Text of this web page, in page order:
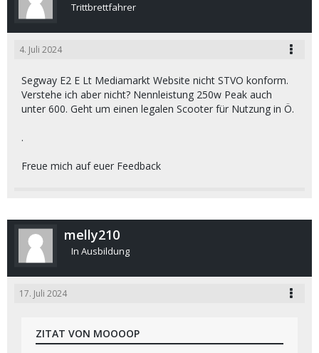
Trittbrettfahrer
4. Juli 2024
Segway E2 E Lt Mediamarkt Website nicht STVO konform.
Verstehe ich aber nicht? Nennleistung 250w Peak auch
unter 600. Geht um einen legalen Scooter für Nutzung in Ö.
.
Freue mich auf euer Feedback
melly210
In Ausbildung
17. Juli 2024
ZITAT VON MOOOOP